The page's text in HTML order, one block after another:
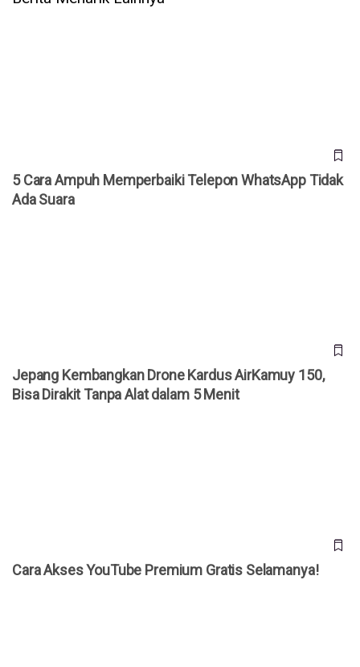
5 Cara Ampuh Memperbaiki Telepon WhatsApp Tidak
Ada Suara
Jepang Kembangkan Drone Kardus AirKamuy 150,
Bisa Dirakit Tanpa Alat dalam 5 Menit
Cara Akses YouTube Premium Gratis Selamanya!